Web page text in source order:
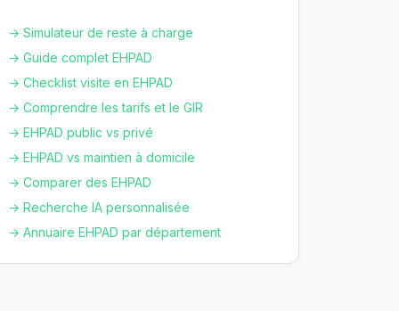
→ Simulateur de reste à charge
→ Guide complet EHPAD
→ Checklist visite en EHPAD
→ Comprendre les tarifs et le GIR
→ EHPAD public vs privé
→ EHPAD vs maintien à domicile
→ Comparer des EHPAD
→ Recherche IA personnalisée
→ Annuaire EHPAD par département